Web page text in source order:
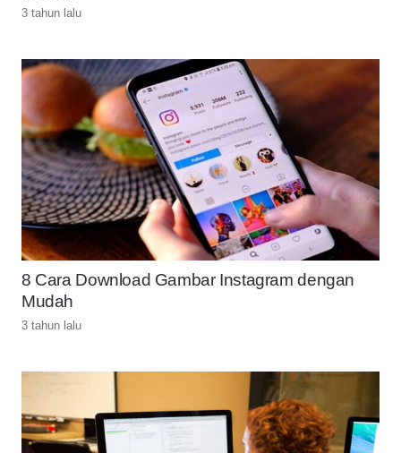
3 tahun lalu
8 Cara Download Gambar Instagram dengan
Mudah
3 tahun lalu